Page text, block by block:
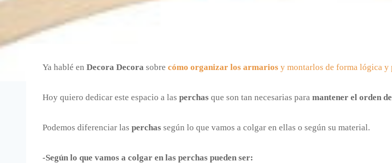
Ya hablé en Decora Decora sobre cómo organizar los armarios y montarlos de forma lógica y
Hoy quiero dedicar este espacio a las perchas que son tan necesarias para mantener el orden
Podemos diferenciar las perchas según lo que vamos a colgar en ellas o según su material.
-Según lo que vamos a colgar en las perchas pueden ser: